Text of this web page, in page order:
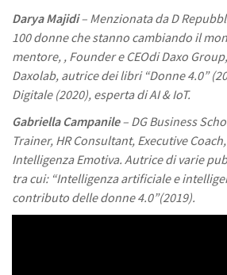
Darya Majidi– Menzionata da D
100 donne che stanno cambiando il
mentore, , Founder e CEOdi Daxo
Daxolab, autrice dei libri “Donne 4.0”
Digitale (2020), esperta di AI & IoT.
Gabriella Campanile– DG Business
Trainer, HR Consultant, Executive
Intelligenza Emotiva. Autrice di varie
tra cui: “Intelligenza artificiale e
contributo delle donne 4.0”(2019).